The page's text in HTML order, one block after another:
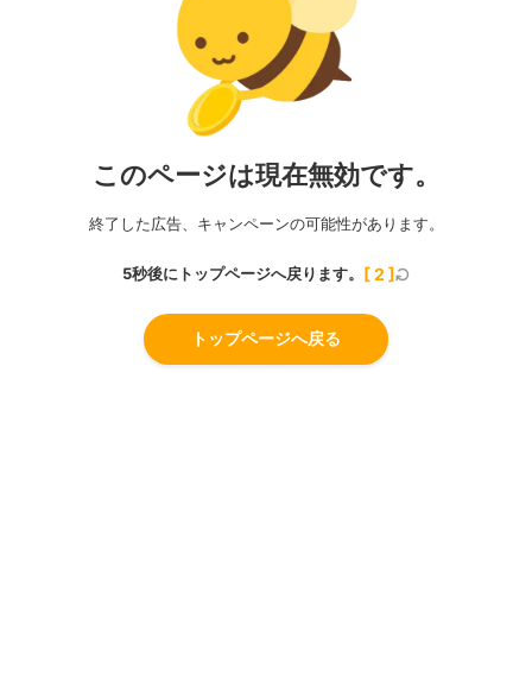
このページは現在無効です。
終了した広告、キャンペーンの可能性があります。
5秒後にトップページへ戻ります。 [2 ]
トップページへ戻る